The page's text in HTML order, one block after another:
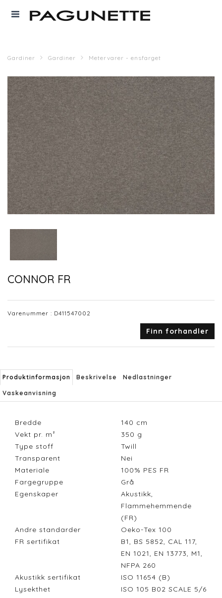
Gardiner Gardiner Metervarer - ensfarget
CONNOR FR
Varenummer : D411547002
Finn forhandler
Produktinformasjon Beskrivelse Nedlastninger
Vaskeanvisning
Bredde 140 cm
Vekt pr. m²
350 g
Type stoff
Twill
Transparent
Nei
Materiale
100% PES FR
Fargegruppe
Grå
Egenskaper
Akustikk,
Flammehemmende
(FR)
Andre standarder
Oeko-Tex 100
FR sertifikat
B1, BS 5852, CAL 117,
EN 1021, EN 13773, M1,
NFPA 260
Akustikk sertifikat
ISO 11654 (B)
Lysekthet
ISO 105 B02 SCALE 5/6